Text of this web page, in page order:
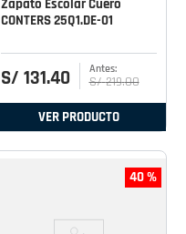
Zapato Escolar Cuero
CONTERS 25Q1.DE-01
S/ 131.40 S/ 219.00
VER PRODUCTO
40 %